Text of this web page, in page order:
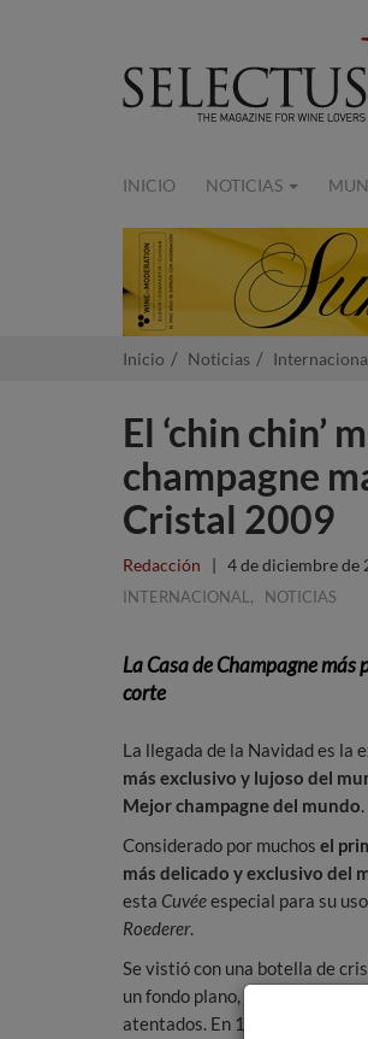
INICIO NOTICIAS
Inicio Noticias
El ‘chin chin’
champagne
Cristal 2009
Redacción | 4 de diciembre de
INTERNACIONAL , NOTICIAS
La Casa de Champagne más
corte
La llegada de la Navidad es
más exclusivo y lujoso del
Mejor champagne del mundo.
Considerado por muchos el
más delicado y exclusivo del
esta Cuvéeespecial para su
Roederer.
Se vistió con una botella de
un fondo plano, a fin de
atentados. En 1908 su nieto